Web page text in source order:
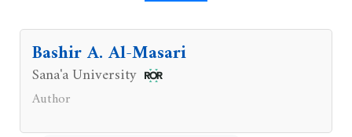
Bashir A. Al-Masari
Sana'a University
Author